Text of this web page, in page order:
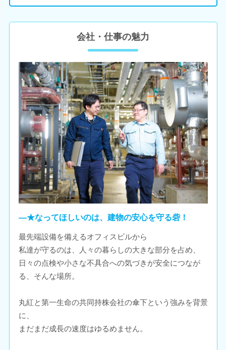
会社・仕事の魅力
―★なってほしいのは、建物の安心を守る砦！
最先端設備を備えるオフィスビルから
私達が守るのは、人々の暮らしの大きな部分を占め、
日々の点検や小さな不具合への気づきが安全につなが
る、そんな場所。
丸紅と第一生命の共同持株会社の傘下という強みを背景
に、
まだまだ成長の速度はゆるめません。